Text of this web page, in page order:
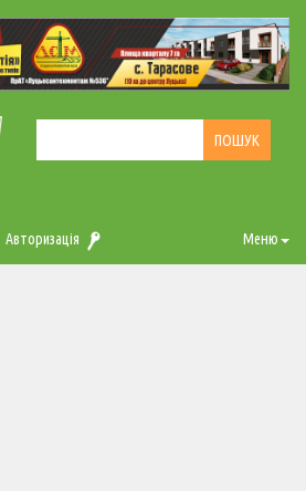
Авторизація Меню